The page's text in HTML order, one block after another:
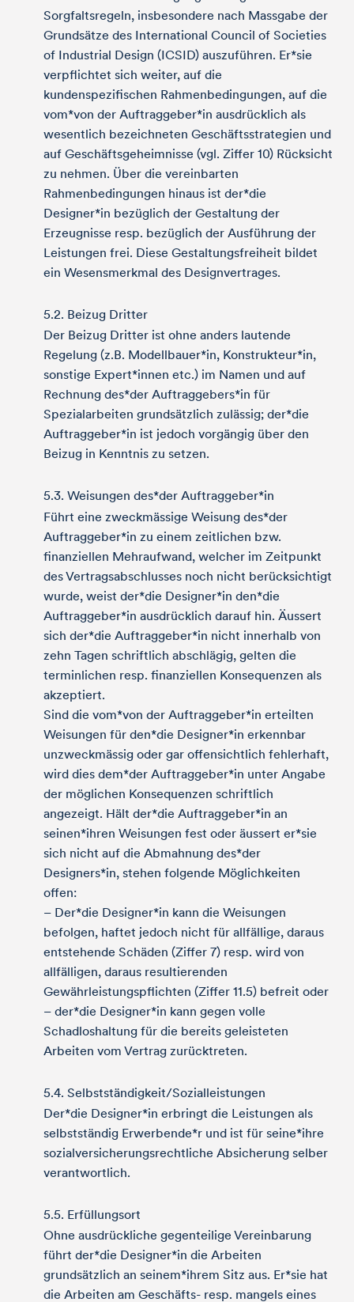
Sorgfaltsregeln, insbesondere nach Massgabe der
Grundsätze des International Council of Societies
of Industrial Design (ICSID) auszuführen. Er*sie
verpflichtet sich weiter, auf die
kundenspezifischen Rahmenbedingungen, auf die
vom*von der Auftraggeber*in ausdrücklich als
wesentlich bezeichneten Geschäftsstrategien und
auf Geschäftsgeheimnisse (vgl. Ziffer 10) Rücksicht
zu nehmen. Über die vereinbarten
Rahmenbedingungen hinaus ist der*die
Designer*in bezüglich der Gestaltung der
Erzeugnisse resp. bezüglich der Ausführung der
Leistungen frei. Diese Gestaltungsfreiheit bildet
ein Wesensmerkmal des Designvertrages.
5.2. Beizug Dritter
Der Beizug Dritter ist ohne anders lautende
Regelung (z.B. Modellbauer*in, Konstrukteur*in,
sonstige Expert*innen etc.) im Namen und auf
Rechnung des*der Auftraggebers*in für
Spezialarbeiten grundsätzlich zulässig; der*die
Auftraggeber*in ist jedoch vorgängig über den
Beizug in Kenntnis zu setzen.
5.3. Weisungen des*der Auftraggeber*in
Führt eine zweckmässige Weisung des*der
Auftraggeber*in zu einem zeitlichen bzw.
finanziellen Mehraufwand, welcher im Zeitpunkt
des Vertragsabschlusses noch nicht berücksichtigt
wurde, weist der*die Designer*in den*die
Auftraggeber*in ausdrücklich darauf hin. Äussert
sich der*die Auftraggeber*in nicht innerhalb von
zehn Tagen schriftlich abschlägig, gelten die
terminlichen resp. finanziellen Konsequenzen als
akzeptiert.
Sind die vom*von der Auftraggeber*in erteilten
Weisungen für den*die Designer*in erkennbar
unzweckmässig oder gar offensichtlich fehlerhaft,
wird dies dem*der Auftraggeber*in unter Angabe
der möglichen Konsequenzen schriftlich
angezeigt. Hält der*die Auftraggeber*in an
seinen*ihren Weisungen fest oder äussert er*sie
sich nicht auf die Abmahnung des*der
Designers*in, stehen folgende Möglichkeiten
offen:
– Der*die Designer*in kann die Weisungen
befolgen, haftet jedoch nicht für allfällige, daraus
entstehende Schäden (Ziffer 7) resp. wird von
allfälligen, daraus resultierenden
Gewährleistungspflichten (Ziffer 11.5) befreit oder
– der*die Designer*in kann gegen volle
Schadloshaltung für die bereits geleisteten
Arbeiten vom Vertrag zurücktreten.
5.4. Selbstständigkeit/Sozialleistungen
Der*die Designer*in erbringt die Leistungen als
selbstständig Erwerbende*r und ist für seine*ihre
sozialversicherungsrechtliche Absicherung selber
verantwortlich.
5.5. Erfüllungsort
Ohne ausdrückliche gegenteilige Vereinbarung
führt der*die Designer*in die Arbeiten
grundsätzlich an seinem*ihrem Sitz aus. Er*sie hat
die Arbeiten am Geschäfts- resp. mangels eines